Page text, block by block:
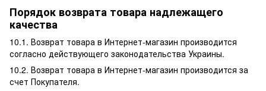
Порядок возврата товара надлежащего
качества
10.1. Возврат товара в Интернет-магазин производится
согласно действующего законодательства Украины.
10.2. Возврат товара в Интернет-магазин производится за
счет Покупателя.